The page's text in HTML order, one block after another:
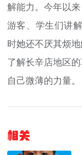
解能力。今年以
游客、学生们讲
时她还不厌其烦
了解长辛店地区
自己微薄的力量。
相关